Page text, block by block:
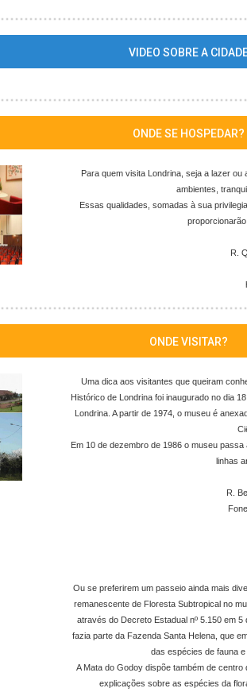
VIDEO SOBRE A
ONDE SE HOSPEDAR?
Para quem visita Londrina, seja a lazer
ambientes,
Essas qualidades, somadas à sua
R.
ONDE VISITAR?
Uma dica aos visitantes que queiram
Histórico de Londrina foi inaugurado no dia
Londrina. A partir de 1974, o museu é
Em 10 de dezembro de 1986 o museu
linhas
R.
Ou se preferirem um passeio ainda mais
remanescente de Floresta Subtropical no
através do Decreto Estadual nº 5.150 em
fazia parte da Fazenda Santa Helena, que
das espécies de fauna
A Mata do Godoy dispõe também de
explicações sobre as espécies da